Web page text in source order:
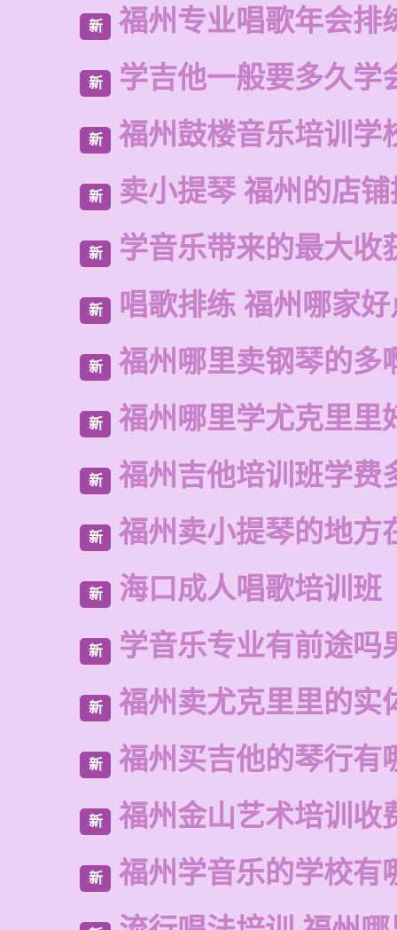
新 福州专业唱歌年会排
新 学吉他一般要多久学
新 福州鼓楼音乐培训学
新 卖小提琴 福州的店
新 学音乐带来的最大收
新 唱歌排练 福州哪家好
新 福州哪里卖钢琴的多
新 福州哪里学尤克里里
新 福州吉他培训班学费
新 福州卖小提琴的地方
新 海口成人唱歌培训班
新 学音乐专业有前途吗
新 福州卖尤克里里的实
新 福州买吉他的琴行有
新 福州金山艺术培训收
新 福州学音乐的学校有